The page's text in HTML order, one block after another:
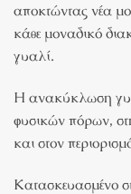
αποκτώντας νέα
κάθε μοναδικό
γυαλί.
Η ανακύκλωση
φυσικών πόρων,
και στον
Κατασκευασμένο